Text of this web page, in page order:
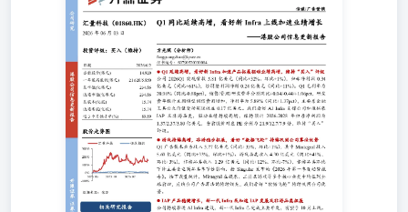
师）fangguangzhao@kysec.cn证书编号：S0790520030004 投
资评级：买入（维持） Q1延续高增，看好新Infra加速产
品拓展驱动业绩高增，维持“买入”评级 公司2026Q1实现营
收5.81亿美元（同比+32%、环比+1%），归母净利润0.34亿
美元（同比+61%），经调整利润净额0.24亿美元（同比
+11%）。Q1毛利率为20.96%（同比-0.88pct），销售/管理/
研发费率分别同比+0.04/-0.44/+1.06pct，研发费率提升主因
模型训练费用增加，净利率为5.89%（同比+1.37pct），主
要系金融工具公允价值变动实现收益0.17亿美元。我们看好
AIInfra支撑公司加速拓展IAP及非游品类，驱动业绩持续高
增，维持预计2026-2028年归母净利润为1.37/2.37/3.80亿美